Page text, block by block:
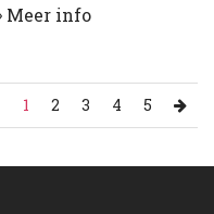
Meer info
1 2 3 4 5